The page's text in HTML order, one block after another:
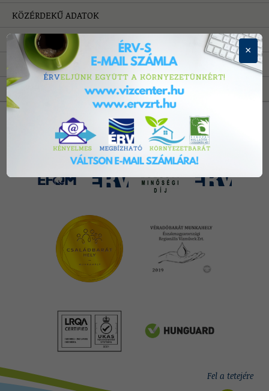
KÖZÉRDEKŰ ADATOK
HIBAELHÁRÍTÁS
PÁLYÁZATOK
A VÍZRŐL
×